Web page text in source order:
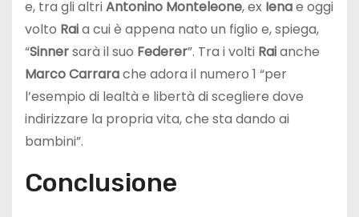
e, tra gli altriAntonino Monteleone, ex Ienae oggi
volto Raia cui è appena nato un figlio e, spiega,
“Sinnersarà il suo Federer”. Tra i volti Raianche
Marco Carrarache adora il numero 1 “per
l’esempio di lealtà e libertà di scegliere dove
indirizzare la propria vita, che sta dando ai
bambini”.
Conclusione